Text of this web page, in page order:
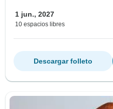
1 jun., 2027
10 espacios libres
Descargar folleto